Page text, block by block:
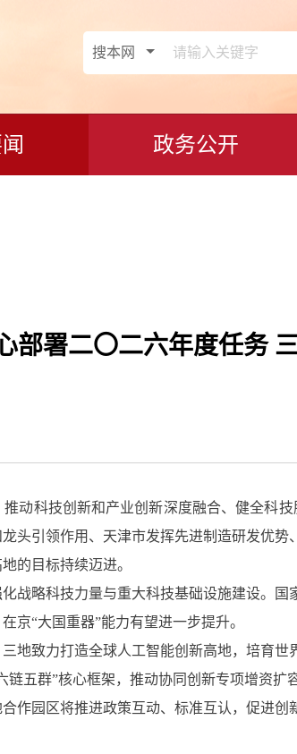
政务公开
部署二〇二六年度任务
动科技创新和产业创新深度融合、健全科
头引领作用、天津市发挥先进制造研发优
的目标持续迈进。
战略科技力量与重大科技基础设施建设。
京“大国重器”能力有望进一步提升。
地致力打造全球人工智能创新高地，培育
五群”核心框架，推动协同创新专项增资扩
作园区将推进政策互动、标准互认，促进